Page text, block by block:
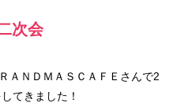
次会
ＡＮＤＭＡＳＣＡＦＥさんで2
てきました！